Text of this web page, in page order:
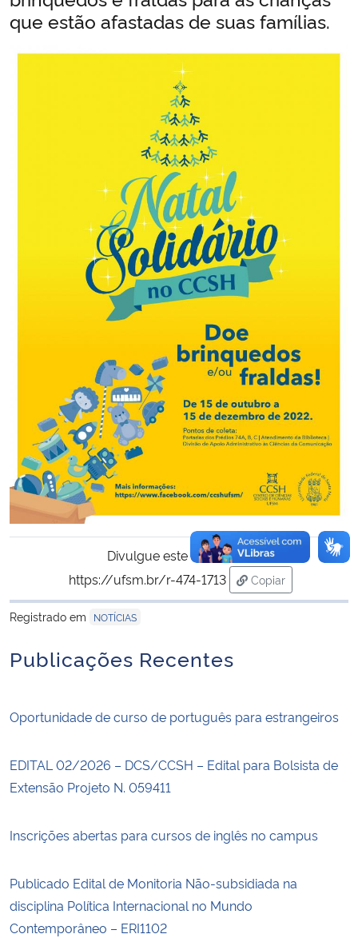
Banco Central do Brasil
que estão afastadas de suas famílias.
Divulgue este conteúdo:
https://ufsm.br/r-474-1713
Copiar
para área de
Registrado em
NOTÍCIAS
Publicações Recentes
Oportunidade de curso de português para estrangeiros
EDITAL 02/2026 – DCS/CCSH – Edital para Bolsista de
Extensão Projeto N. 059411
Inscrições abertas para cursos de inglês no campus
Publicado Edital de Monitoria Não-subsidiada na
disciplina Política Internacional no Mundo
Contemporâneo – ERI1102